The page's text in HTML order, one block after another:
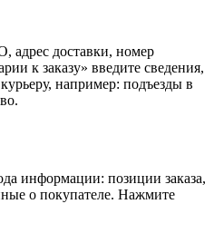
адрес доставки, номер
к заказу» введите сведения,
например: подъезды в
информации: позиции заказа,
о покупателе. Нажмите